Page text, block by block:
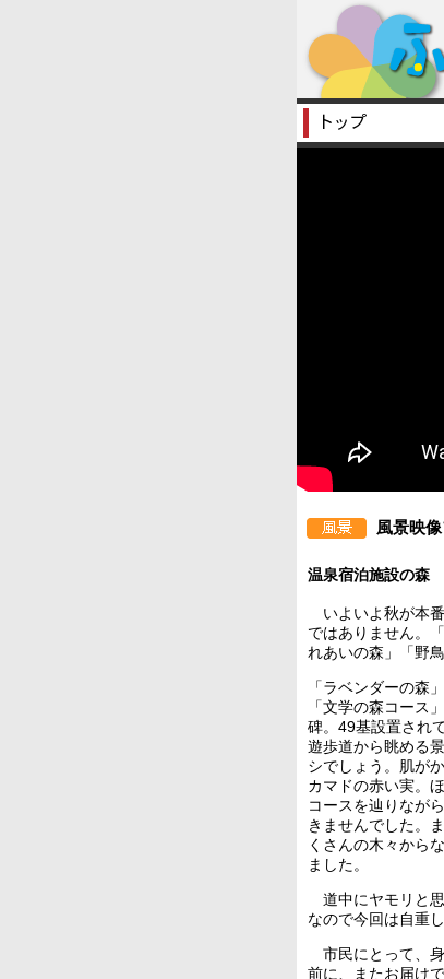
風景映
温泉宿泊施設の森
いよいよ秋が本
ではありません。
れあいの森」「野
「ラベンダーの森
「文学の森コース
碑。49基設置され
遊歩道から眺める
シでしょう。肌が
カマドの赤い実。
コースを辿りなが
きませんでした。
くさんの木々から
ました。
道中にヤモリと
なので今回は自重し
市民にとって、
前に、またお届け